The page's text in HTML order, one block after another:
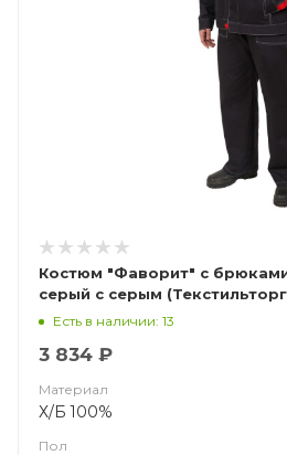
Костюм "Фаворит" с
серый с серым
Есть в наличии: 13
3 834 ₽
Материал
Х/Б 100%
Пол